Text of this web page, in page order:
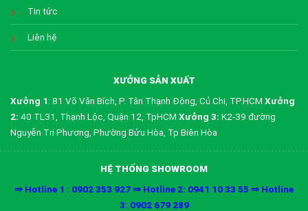
Tin tức
Liên hệ
XƯỞNG SẢN XUẤT
Xưởng 1: 81 Võ Văn Bích, P. Tân Thạnh Đông, Củ Chi, TP.HCM Xưởng
2: 40 TL31, Thạnh Lộc, Quận 12, TpHCM Xưởng 3: K2-39 đường
Nguyễn Tri Phương, Phường Bửu Hòa, Tp Biên Hòa
HỆ THỐNG SHOWROOM
⇒ Hotline 1 : 0902 353 927 ⇒ Hotline 2: 0941 10 33 55 ⇒ Hotline
3: 0902 679 289